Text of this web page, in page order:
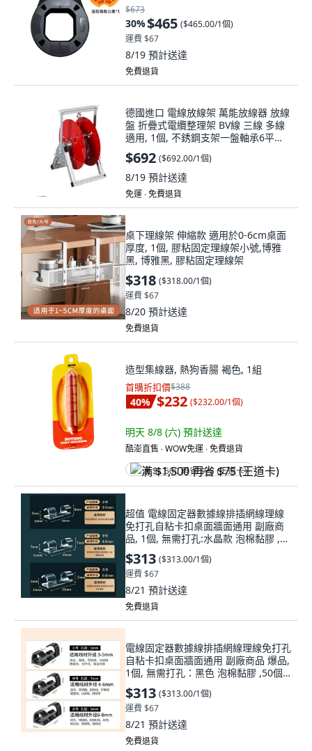
$673
30%$465 ($465.00/1個)
運費 $67
8/19 預計送達
免費退貨
德國進口 電線放線架 萬能放線器 放線
盤 折疊式電纜整理架 BV線 三線 多線
適用, 1個, 不銹鋼支架一盤軸承6平方
及以下通用
$692 ($692.00/1個)
8/19 預計送達
免運 ∙ 免費退貨
桌下理線架 伸縮款 適用於0-6cm桌面
厚度, 1個, 膠粘固定理線架小號,博雅
黑, 博雅黑, 膠粘固定理線架
$318 ($318.00/1個)
運費 $67
8/20 預計送達
免費退貨
造型集線器, 熱狗香腸 褐色, 1組
首購折扣價$388
40% $232 ($232.00/1個)
明天 8/8 (六) 預計送達
酷澎直售 ∙ WOW免運 ∙ 免費退貨
满 $1,500 再省 $75 (王道卡)
超值 電線固定器數據線排插網線理線
免打孔自粘卡扣桌面牆面通用 副廠商
品, 1個, 無需打孔:水晶款 泡棉黏膠 ,50
個小號 適用數據線/耳機線/光纖線
$313 ($313.00/1個)
運費 $67
8/21 預計送達
免費退貨
電線固定器數據線排插網線理線免打孔
自粘卡扣桌面牆面通用 副廠商品 爆品,
1個, 無需打孔：黑色 泡棉黏膠 ,50個
小號 適用數據線/耳機線/光纖線
$313 ($313.00/1個)
運費 $67
8/21 預計送達
免費退貨